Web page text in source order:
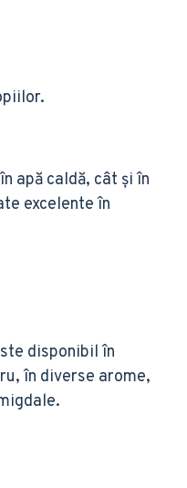
apă caldă, cât și în
excelente în
disponibil în
în diverse arome,